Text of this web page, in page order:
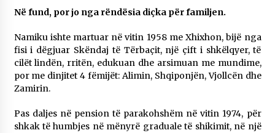
Në fund, por jo nga rëndësia diçka për familjen.
Namiku ishte martuar në vitin 1958 me Xhixhon, bijë nga
fisi i dëgjuar Skëndaj të Tërbaçit, një çift i shkëlqyer, të
cilët lindën, rritën, edukuan dhe arsimuan me mundime,
por me dinjitet 4 fëmijët: Alimin, Shqiponjën, Vjollcën dhe
Zamirin.
Pas daljes në pension të parakohshëm në vitin 1974, për
shkak të humbjes në mënyrë graduale të shikimit, në një